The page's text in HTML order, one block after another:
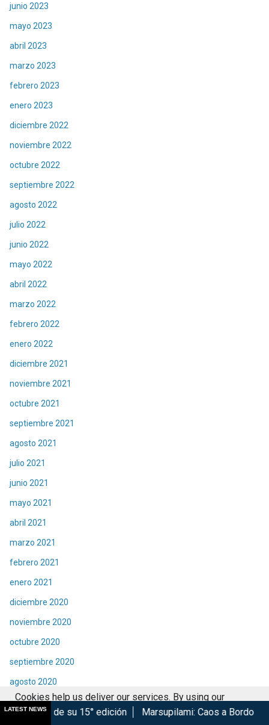
junio 2023
mayo 2023
abril 2023
marzo 2023
febrero 2023
enero 2023
diciembre 2022
noviembre 2022
octubre 2022
septiembre 2022
agosto 2022
julio 2022
junio 2022
mayo 2022
abril 2022
marzo 2022
febrero 2022
enero 2022
diciembre 2021
noviembre 2021
octubre 2021
septiembre 2021
agosto 2021
julio 2021
junio 2021
mayo 2021
abril 2021
marzo 2021
febrero 2021
enero 2021
diciembre 2020
noviembre 2020
octubre 2020
septiembre 2020
agosto 2020
julio 2020
LATEST NEWS
edición Marsupilami: Caos a Bordo se estrena en
Cookies help us deliver our services. By using our
services, you agree to our use of cookies.
Got it